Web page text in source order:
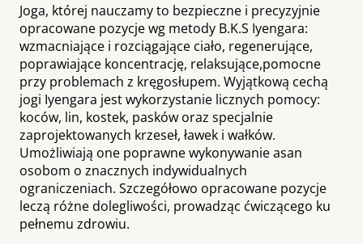
Joga, której nauczamy to bezpieczne i precyzyjnie
opracowane pozycje wg metody B.K.S Iyengara:
wzmacniające i rozciągające ciało, regenerujące,
poprawiające koncentrację, relaksujące,pomocne
przy problemach z kręgosłupem. Wyjątkową cechą
jogi Iyengara jest wykorzystanie licznych pomocy:
koców, lin, kostek, pasków oraz specjalnie
zaprojektowanych krzeseł, ławek i wałków.
Umożliwiają one poprawne wykonywanie asan
osobom o znacznych indywidualnych
ograniczeniach. Szczegółowo opracowane pozycje
leczą różne dolegliwości, prowadząc ćwiczącego ku
pełnemu zdrowiu.